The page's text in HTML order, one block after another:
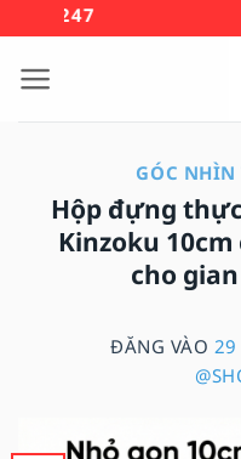
qua
nội
GÓC NHÌN
Hộp đựng
Kinzoku
cho
ĐĂNG VÀO 29